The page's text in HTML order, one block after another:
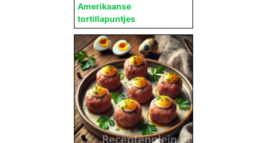
Amerikaanse
tortillapuntjes